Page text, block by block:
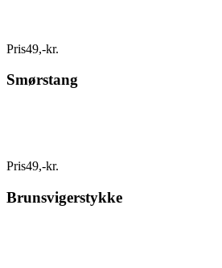
Pris49,-kr.
Smørstang
Pris49,-kr.
Brunsvigerstykke